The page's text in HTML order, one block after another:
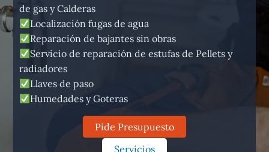
de gas y Calderas
Localización fugas de agua
Reparación de bajantes sin obras
Servicio de reparación de estufas de Pellets y
radiadores
Llaves de paso
Humedades y Goteras
Pide Presupuesto
Servicios